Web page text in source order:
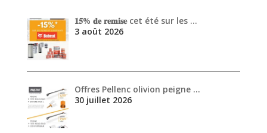
30 juin 2026